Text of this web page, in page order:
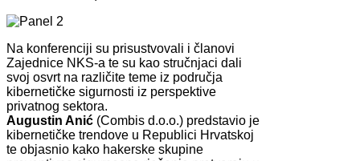
Na konferenciji su prisustvovali i članovi
Zajednice NKS-a te su kao stručnjaci dali
svoj osvrt na različite teme iz područja
kibernetičke sigurnosti iz perspektive
privatnog sektora.
Augustin Anić (Combis d.o.o.) predstavio je
kibernetičke trendove u Republici Hrvatskoj
te objasnio kako hakerske skupine